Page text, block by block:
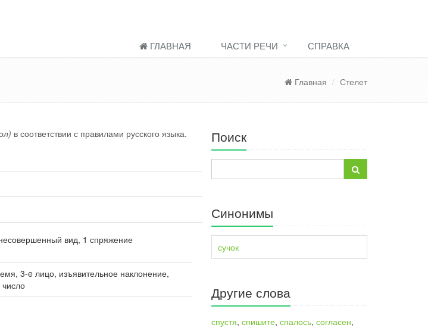
ГЛАВНАЯ ЧАСТИ РЕЧИ СПРАВКА
Главная Стелет
в соответствии с правилами русского языка.
вид, 1 спряжение
3-e лицо, изъявительное наклонение,
Поиск
Синонимы
сучок
Другие слова
спустя, спишите, спалось, согласен,